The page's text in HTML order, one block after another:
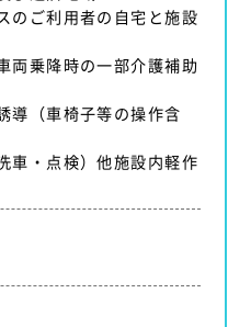
のご利用者の自宅と施設
時の一部介護補助
椅子等の操作含
検）他施設内軽作